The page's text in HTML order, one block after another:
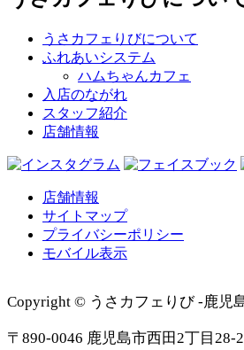
うさカフェりびについて
ふれあいシステム
ハムちゃんカフェ
入店のながれ
スタッフ紹介
店舗情報
店舗情報
サイトマップ
プライバシーポリシー
モバイル表示
Copyright © うさカフェりび -鹿児
〒890-0046 鹿児島市西田2丁目